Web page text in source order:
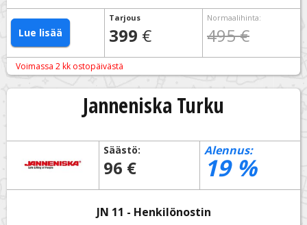
Lue lisää
Tarjous
399 €
Normaalihinta:
495 €
Voimassa 2 kk ostopäivästä
Janneniska Turku
Säästö:
96 €
Alennus:
19%
JN 11 - Henkilönostin